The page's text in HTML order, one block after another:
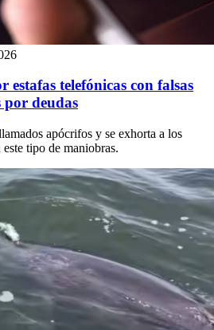
estafas telefónicas con falsas
por deudas
apócrifos y se exhorta a los
tipo de maniobras.